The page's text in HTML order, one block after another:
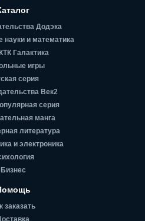
Додэка
науки и математика
Галактика
игры
серия
Век2
серия
манга
литература
и электроника
Бизнес
заказать